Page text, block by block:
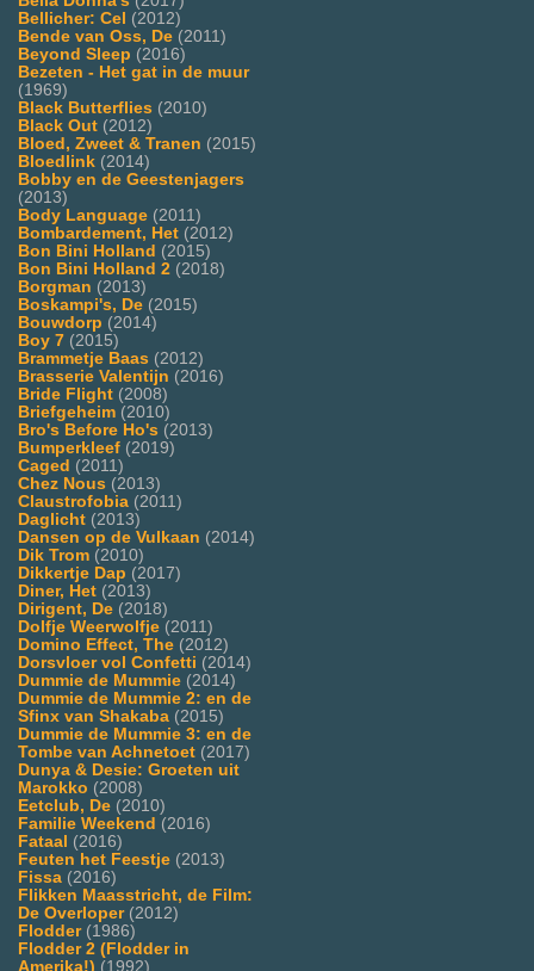
Bellicher: Cel (2012)
Bende van Oss, De (2011)
Beyond Sleep (2016)
Bezeten - Het gat in de muur
(1969)
Black Butterflies (2010)
Black Out (2012)
Bloed, Zweet & Tranen (2015)
Bloedlink (2014)
Bobby en de Geestenjagers
(2013)
Body Language (2011)
Bombardement, Het (2012)
Bon Bini Holland (2015)
Bon Bini Holland 2 (2018)
Borgman (2013)
Boskampi's, De (2015)
Bouwdorp (2014)
Boy 7 (2015)
Brammetje Baas (2012)
Brasserie Valentijn (2016)
Bride Flight (2008)
Briefgeheim (2010)
Bro's Before Ho's (2013)
Bumperkleef (2019)
Caged (2011)
Chez Nous (2013)
Claustrofobia (2011)
Daglicht (2013)
Dansen op de Vulkaan (2014)
Dik Trom (2010)
Dikkertje Dap (2017)
Diner, Het (2013)
Dirigent, De (2018)
Dolfje Weerwolfje (2011)
Domino Effect, The (2012)
Dorsvloer vol Confetti (2014)
Dummie de Mummie (2014)
Dummie de Mummie 2: en de
Sfinx van Shakaba (2015)
Dummie de Mummie 3: en de
Tombe van Achnetoet (2017)
Dunya & Desie: Groeten uit
Marokko (2008)
Eetclub, De (2010)
Familie Weekend (2016)
Fataal (2016)
Feuten het Feestje (2013)
Fissa (2016)
Flikken Maasstricht, de Film:
De Overloper(2012)
Flodder(1986)
Flodder 2 (Flodder in
Amerika!) (1992)